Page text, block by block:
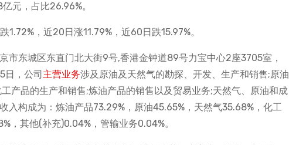
元，占比26.96%。
，近20日涨11.79%，近60日跌15.97%。
市东城区东直门北大街9号,香港金钟道89号力宝中心2座3705室，
日，公司 主营业务涉及原油及天然气的勘探、开发、生产和销售;原油
产品的生产和销售;炼油产品的销售以及贸易业务;天然气、原油和成
入构成为：炼油产品73.29%，原油45.65%，天然气35.68%，化工
，其他(补充)0.04%，管输业务0.04%。